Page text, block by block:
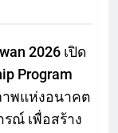
2026 เปิด
Program
าพแห่งอนาคต
รณ์ เพื่อสร้าง